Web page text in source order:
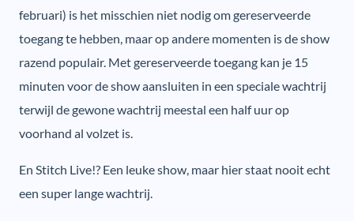
februari) is het misschien niet nodig om gereserveerde
toegang te hebben, maar op andere momenten is de show
razend populair. Met gereserveerde toegang kan je 15
minuten voor de show aansluiten in een speciale wachtrij
terwijl de gewone wachtrij meestal een half uur op
voorhand al volzet is.
En Stitch Live!? Een leuke show, maar hier staat nooit echt
een super lange wachtrij.